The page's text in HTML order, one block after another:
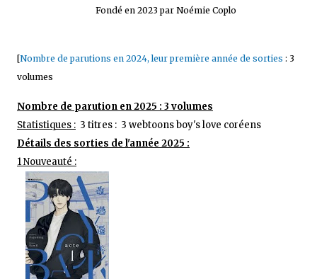
Fondé en 2023 par Noémie Coplo
[Nombre de parutions en 2024, leur première année de sorties : 3
volumes
Nombre de parution en 2025 : 3 volumes
Statistiques : 3 titres : 3 webtoons boy's love coréens
Détails des sorties de l'année 2025 :
1 Nouveauté :